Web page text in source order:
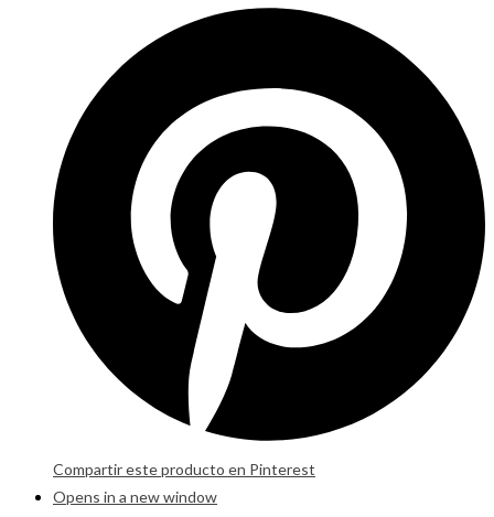
Compartir este producto en Pinterest
Opens in a new window